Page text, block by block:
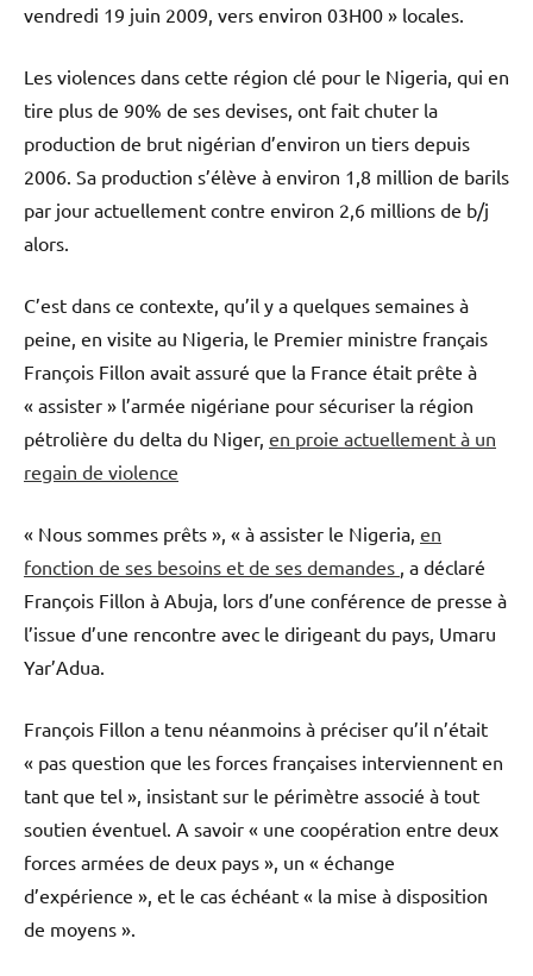
vendredi 19 juin 2009, vers environ 03H00 » locales.
Les violences dans cette région clé pour le Nigeria, qui en
tire plus de 90% de ses devises, ont fait chuter la
production de brut nigérian d’environ un tiers depuis
2006. Sa production s’élève à environ 1,8 million de barils
par jour actuellement contre environ 2,6 millions de b/j
alors.
C’est dans ce contexte, qu’il y a quelques semaines à
peine, en visite au Nigeria, le Premier ministre français
François Fillon avait assuré que la France était prête à
« assister » l’armée nigériane pour sécuriser la région
pétrolière du delta du Niger, en proie actuellement à un
regain de violence
« Nous sommes prêts », « à assister le Nigeria, en
fonction de ses besoins et de ses demandes , a déclaré
François Fillon à Abuja, lors d’une conférence de presse à
l’issue d’une rencontre avec le dirigeant du pays, Umaru
Yar’Adua.
François Fillon a tenu néanmoins à préciser qu’il n’était
« pas question que les forces françaises interviennent en
tant que tel », insistant sur le périmètre associé à tout
soutien éventuel. A savoir « une coopération entre deux
forces armées de deux pays », un « échange
d’expérience », et le cas échéant « la mise à disposition
de moyens ».